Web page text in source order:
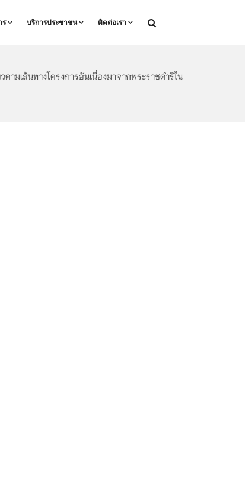
บริการประชาชน ติดต่อเรา
มเส้นทางโครงการอันเนื่องมาจากพระราชดำริใน